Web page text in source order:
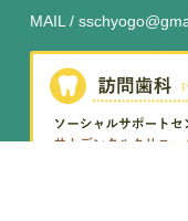
MAIL /